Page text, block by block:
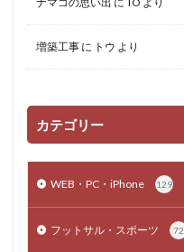
増築工事 に トウ より
カテゴリー
WEB・PC・iPhone 129
フットサル・スポーツ 72